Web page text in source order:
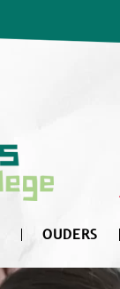
OUDERS